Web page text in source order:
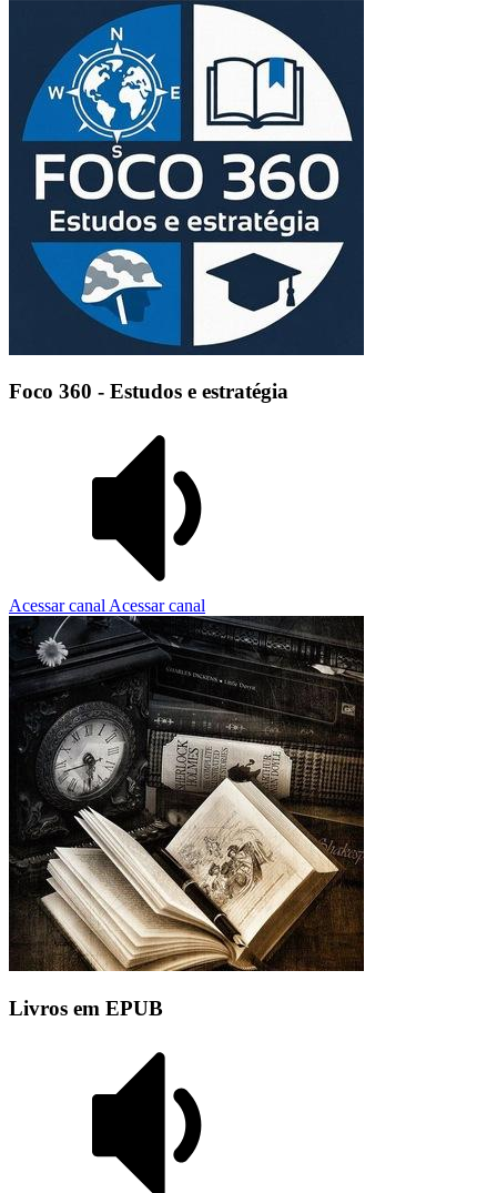
Foco 360 - Estudos e estratégia
Acessar canal Acessar canal
Livros em EPUB